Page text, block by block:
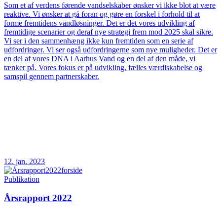
Som et af verdens førende vandselskaber ønsker vi ikke blot at være
reaktive. Vi ønsker at gå foran og gøre en forskel i forhold til at
forme fremtidens vandløsninger. Det er det vores udvikling af
fremtidige scenarier og deraf nye strategi frem mod 2025 skal sikre.
Vi ser i den sammenhæng ikke kun fremtiden som en serie af
udfordringer. Vi ser også udfordringerne som nye muligheder. Det er
en del af vores DNA i Aarhus Vand og en del af den måde, vi
tænker på. Vores fokus er på udvikling, fælles værdiskabelse og
samspil gennem partnerskaber.
12. jan. 2023
Publikation
Årsrapport 2022